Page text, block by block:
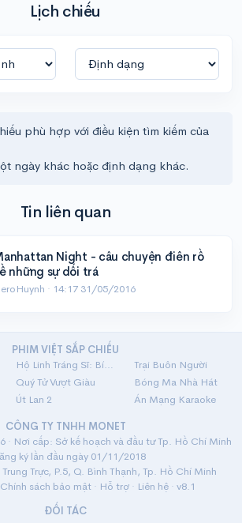
Lịch chiếu
phù hợp với điều kiện tìm kiếm của
ngày khác hoặc định dạng khác.
Tin liên quan
Night - câu chuyện điên rồ
những sự dối trá
· 14:17 31/05/2016
PHIM VIỆT SẮP CHIẾU
Hộ Linh Tráng Sĩ: Bí Ẩn Mộ Vua Đinh
Trại Buôn Người
Quý Tử Vượt Giàu
Bóng Ma Nhà Hát
Út Lan 2
Án Mạng Karaoke
CÔNG TY TNHH MONET
· Nơi cấp: Sở kế hoạch và đầu tư Tp. Hồ Chí Minh
ký lần đầu ngày 01/11/2018
Trực, P.5, Q. Bình Thạnh, Tp. Hồ Chí Minh
Chính sách bảo mật · Hỗ trợ · Liên hệ · v8.1
ĐỐI TÁC